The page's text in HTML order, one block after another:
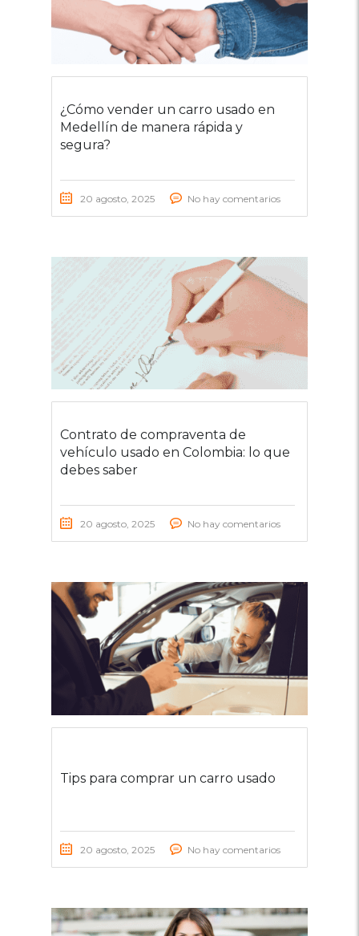
¿Cómo vender un carro usado en
Medellín de manera rápida y
segura?
20 agosto, 2025 No hay comentarios
Contrato de compraventa de
vehículo usado en Colombia: lo que
debes saber
20 agosto, 2025 No hay comentarios
Tips para comprar un carro usado
20 agosto, 2025 No hay comentarios